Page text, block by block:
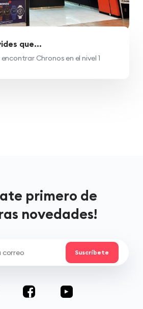
que...
Chronos en el nivel 1
primero de
novedades!